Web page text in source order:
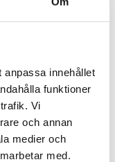
anpassa innehållet
funktioner
Vi
och annan
medier och
med.
platt 3-ekrad
mm diameter
kr
KÖP